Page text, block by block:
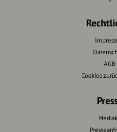
AGB
Cookies